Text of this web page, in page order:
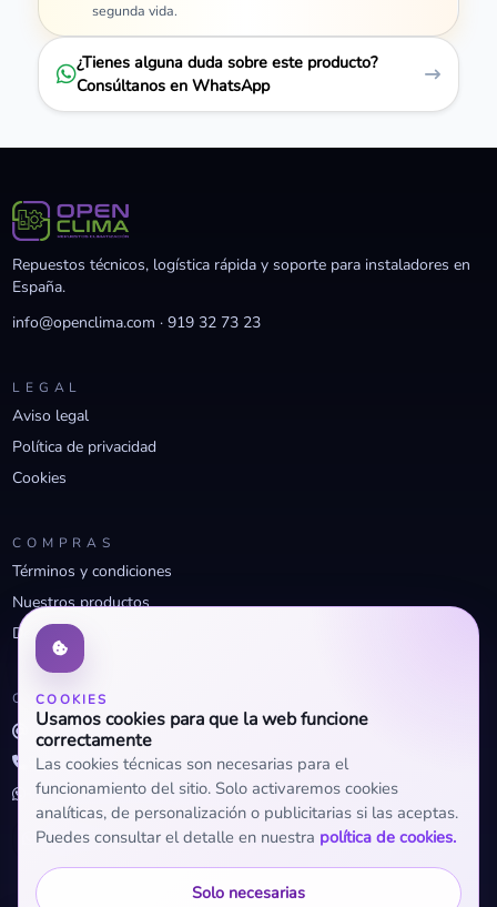
segunda vida.
¿Tienes alguna duda sobre este producto?
Consúltanos en WhatsApp
COOKIES
Usamos cookies para que la web funcione
correctamente
Las cookies técnicas son necesarias para el
funcionamiento del sitio. Solo activaremos cookies
analíticas, de personalización o publicitarias si las aceptas.
Puedes consultar el detalle en nuestra política de cookies.
Solo necesarias
Repuestos técnicos, logística rápida y soporte para instaladores en
España.
info@openclima.com ·919 32 73 23
LEGAL
Aviso legal
Política de privacidad
Cookies
COMPRAS
Términos y condiciones
Nuestros productos
Descuentos profesionales
CONTACTO
info@openclima.com
919 32 73 23
+34 623 56 04 93 (WhatsApp)